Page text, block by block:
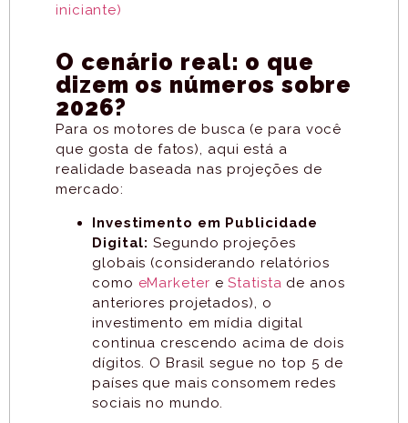
iniciante)
O cenário real: o que
dizem os números sobre
2026?
Para os motores de busca (e para você
que gosta de fatos), aqui está a
realidade baseada nas projeções de
mercado:
Investimento em Publicidade
Digital: Segundo projeções
globais (considerando relatórios
como eMarketer eStatista de anos
anteriores projetados), o
investimento em mídia digital
continua crescendo acima de dois
dígitos. O Brasil segue no top 5 de
países que mais consomem redes
sociais no mundo.